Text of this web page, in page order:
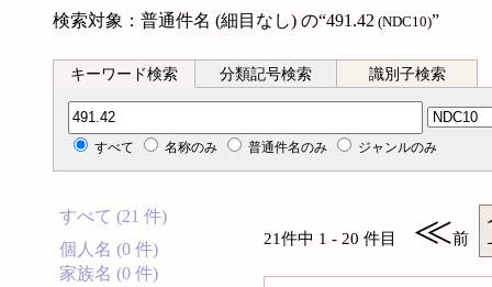
検索対象：普通件名 (細目なし) の“491.42 (NDC10)”
キーワード検索 分類記号検索 識別子検索
分類記号検索
すべて 名称のみ 普通件名のみ ジャンルのみ
すべて (21 件)
個人名 (0 件)
家族名 (0 件)
21件中 1 - 20 件目 ≪前